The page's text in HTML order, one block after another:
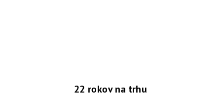
22 rokov na trhu